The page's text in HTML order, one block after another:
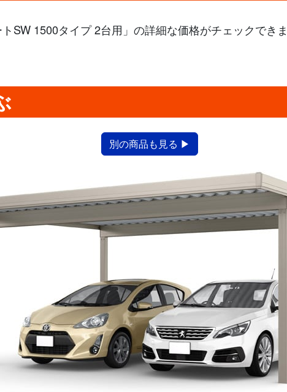
SW 1500タイプ 2台用」の詳細な価格がチェックでき
別の商品も見る ▶